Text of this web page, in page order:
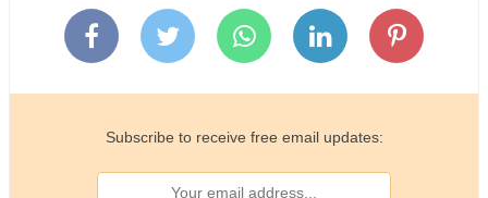
Subscribe to receive free email updates: